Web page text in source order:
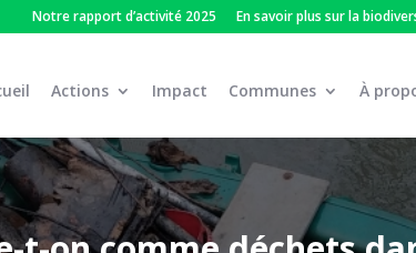
Notre rapport d’activité 2025 En savoir plus sur la
Actions Impact Communes À